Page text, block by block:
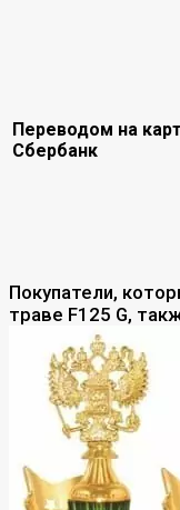
Переводом на
Сбербанк
Покупатели,
траве F125 G,